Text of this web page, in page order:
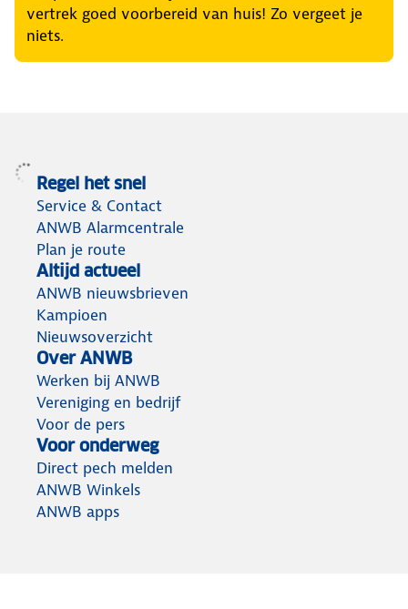
vertrek goed voorbereid van huis! Zo vergeet je
niets.
Regel het snel
Service & Contact
ANWB Alarmcentrale
Plan je route
Altijd actueel
ANWB nieuwsbrieven
Kampioen
Nieuwsoverzicht
Over ANWB
Werken bij ANWB
Vereniging en bedrijf
Voor de pers
Voor onderweg
Direct pech melden
ANWB Winkels
ANWB apps